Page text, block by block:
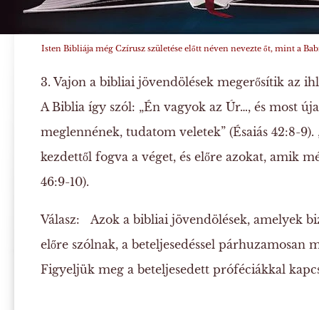
Isten Bibliája még Czírusz születése előtt néven nevezte őt, mint a
3. Vajon a bibliai jövendölések megerősítik az
A Biblia így szól: „Én vagyok az Úr…, és most
meglennének, tudatom veletek” (Ésaiás 42:8-
kezdettől fogva a véget, és előre azokat, amik
46:9-10).
Válasz: Azok a bibliai jövendölések, amelyek
előre szólnak, a beteljesedéssel párhuzamosan
Figyeljük meg a beteljesedett próféciákkal